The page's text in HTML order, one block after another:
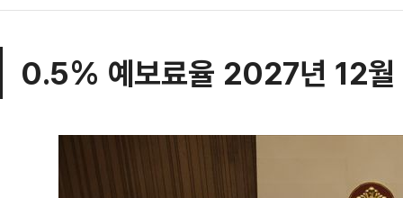
0.5% 예보료율 2027년 12월